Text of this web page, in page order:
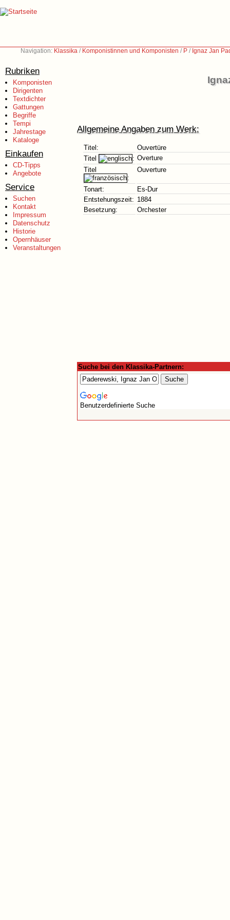
Navigation: Klassika / Komponistinnen und Komponisten / P / Ignaz Jan
Rubriken
Komponisten
Dirigenten
Textdichter
Gattungen
Begriffe
Tempi
Jahrestage
Kataloge
Einkaufen
CD-Tipps
Angebote
Service
Suchen
Kontakt
Impressum
Datenschutz
Historie
Opernhäuser
Veranstaltungen
Allgemeine Angaben zum Werk:
Titel:
Ouvertüre
Titel
: Overture
Titel
:
Ouverture
Tonart:
Es-Dur
Entstehungszeit: 1884
Besetzung:
Orchester
Suche bei den Klassika-Partnern:
Benutzerdefinierte Suche